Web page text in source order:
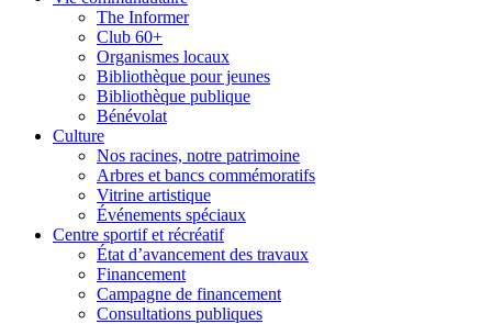
The Informer
Club 60+
Organismes locaux
Bibliothèque pour jeunes
Bibliothèque publique
Bénévolat
Culture
Nos racines, notre patrimoine
Arbres et bancs commémoratifs
Vitrine artistique
Événements spéciaux
Centre sportif et récréatif
État d’avancement des travaux
Financement
Campagne de financement
Consultations publiques